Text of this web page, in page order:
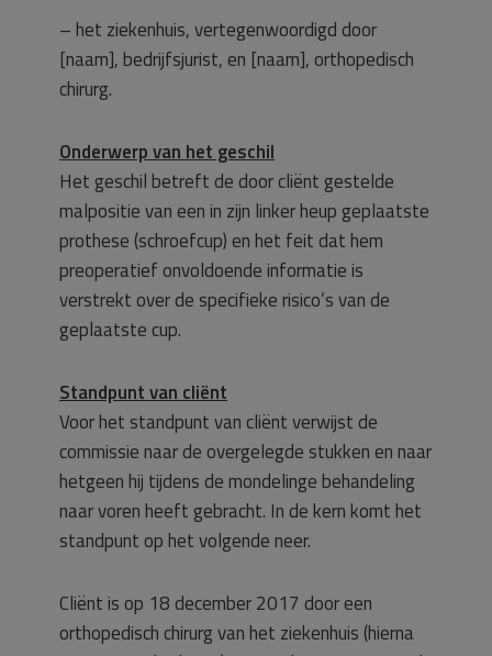
– het ziekenhuis, vertegenwoordigd door
[naam], bedrijfsjurist, en [naam], orthopedisch
chirurg.
Onderwerp van het geschil
Het geschil betreft de door cliënt gestelde
malpositie van een in zijn linker heup geplaatste
prothese (schroefcup) en het feit dat hem
preoperatief onvoldoende informatie is
verstrekt over de specifieke risico’s van de
geplaatste cup.
Standpunt van cliënt
Voor het standpunt van cliënt verwijst de
commissie naar de overgelegde stukken en naar
hetgeen hij tijdens de mondelinge behandeling
naar voren heeft gebracht. In de kern komt het
standpunt op het volgende neer.
Cliënt is op 18 december 2017 door een
orthopedisch chirurg van het ziekenhuis (hierna